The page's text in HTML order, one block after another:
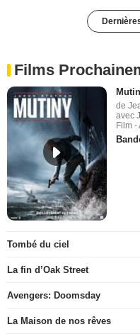
Films
de
avec
Film -
Tombé du ciel
La fin d’Oak Street
Avengers: Doomsday
La Maison de nos rêves